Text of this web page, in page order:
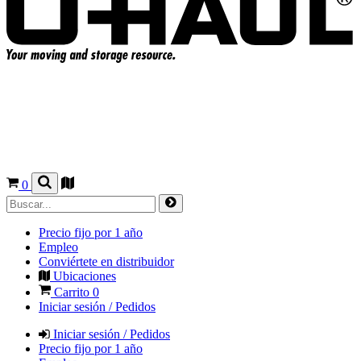
0
Precio fijo por 1 año
Empleo
Conviértete en distribuidor
Ubicaciones
Carrito 0
Iniciar sesión / Pedidos
Iniciar sesión / Pedidos
Precio fijo por 1 año